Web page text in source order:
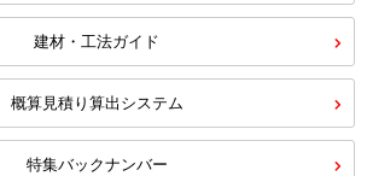
建材・工法ガイド
概算見積り算出システム
特集バックナンバー